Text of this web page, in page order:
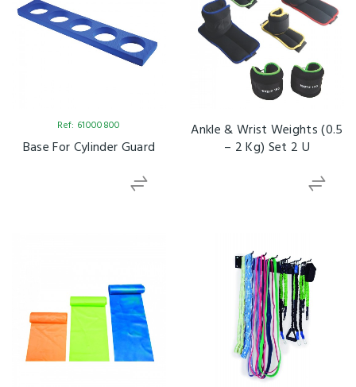
Ref: 61000800
Base For Cylinder Guard
Ankle & Wrist Weights (0.5
– 2 Kg) Set 2 U